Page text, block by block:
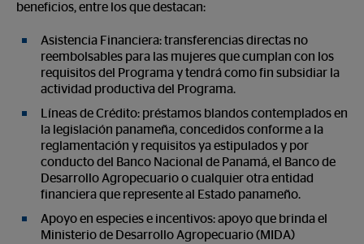
beneficios, entre los que destacan:
Asistencia Financiera: transferencias directas no
reembolsables para las mujeres que cumplan con los
requisitos del Programa y tendrá como fin subsidiar la
actividad productiva del Programa.
Líneas de Crédito: préstamos blandos contemplados en
la legislación panameña, concedidos conforme a la
reglamentación y requisitos ya estipulados y por
conducto del Banco Nacional de Panamá, el Banco de
Desarrollo Agropecuario o cualquier otra entidad
financiera que represente al Estado panameño.
Apoyo en especies e incentivos: apoyo que brinda el
Ministerio de Desarrollo Agropecuario (MIDA)